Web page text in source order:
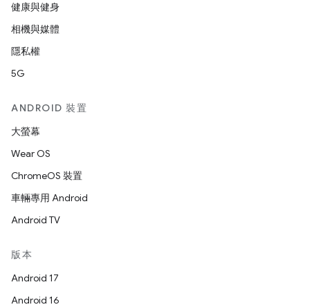
健康與健身
相機與媒體
隱私權
5G
ANDROID 裝置
大螢幕
Wear OS
ChromeOS 裝置
車輛專用 Android
Android TV
版本
Android 17
Android 16